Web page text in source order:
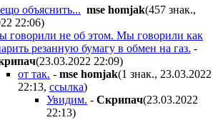
объяснить... mse homjak(457 знак.,
22:06)
говорили не об этом. Мы говорили как
резанную бумагу в обмен на газ. -
(23.03.2022 22:09)
от так. - mse homjak(1 знак., 23.03.2022
22:13, ссылка)
Увидим. - Cкpипaч(23.03.2022
22:13)